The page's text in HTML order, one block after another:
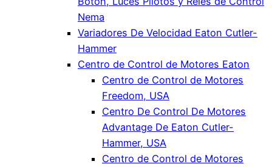
Nema
Variadores De Velocidad Eaton Cutler-
Hammer
Centro de Control de Motores Eaton
Centro de Control de Motores
Freedom, USA
Centro De Control De Motores
Advantage De Eaton Cutler-
Hammer, USA
Centro de Control de Motores